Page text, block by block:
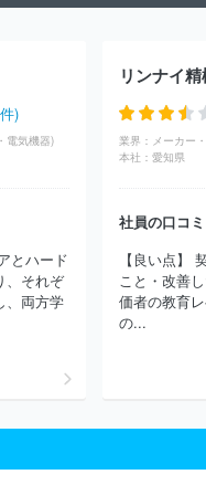
)
電気機器)
とハード
、それぞ
、両方学
リンナイ
業界：
本社： 愛知県
社員の口コミ
【良い点】
こと・改善
価者の教育
の...